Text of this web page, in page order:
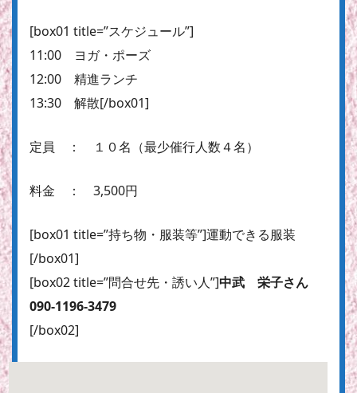
[box01 title=”スケジュール”]
11:00 ヨガ・ポーズ
12:00 精進ランチ
13:30 解散[/box01]
定員 ： １０名（最少催行人数４名）
料金 ： 3,500円
[box01 title=”持ち物・服装等”]運動できる服装
[/box01]
[box02 title=”問合せ先・誘い人”]中武 栄子さん
090-1196-3479
[/box02]